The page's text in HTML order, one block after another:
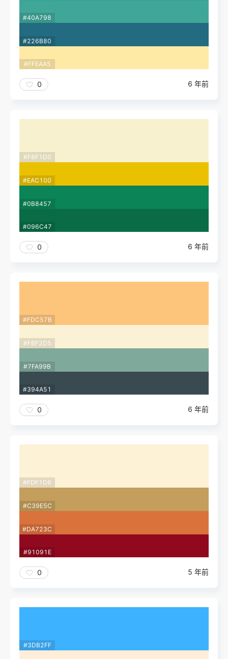
#40A798
#226B80
#FFEAA5
0 6 年前
#F8F1D0
#EAC100
#0B8457
#096C47
0 6 年前
#FDC57B
#FBF2D5
#7FA99B
#394A51
0 6 年前
#FDF1D6
#C39E5C
#DA723C
#91091E
0 5 年前
#3DB2FF